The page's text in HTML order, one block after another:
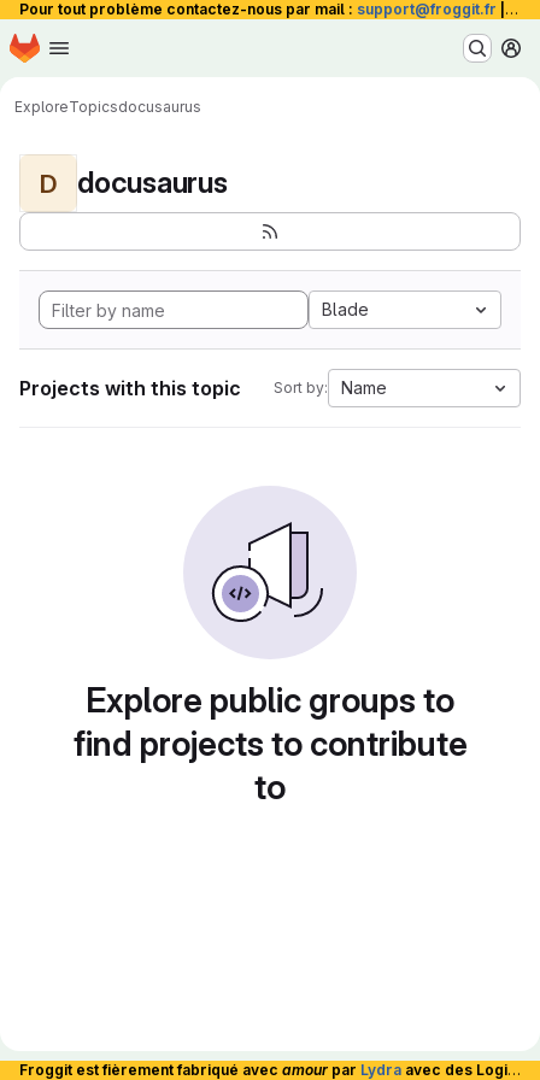
Pour tout problème contactez-nous par mail : support@froggit.fr La
Skip to main content
Homepage
ExploreTopicsdocusaurus
D docusaurus
Blade
Projects with this topic Sort by: Name
Explore public groups to
find projects to contribute
to
Froggit est fièrement fabriqué avec amour par Lydra avec des Logiciels Libres et hébergé en